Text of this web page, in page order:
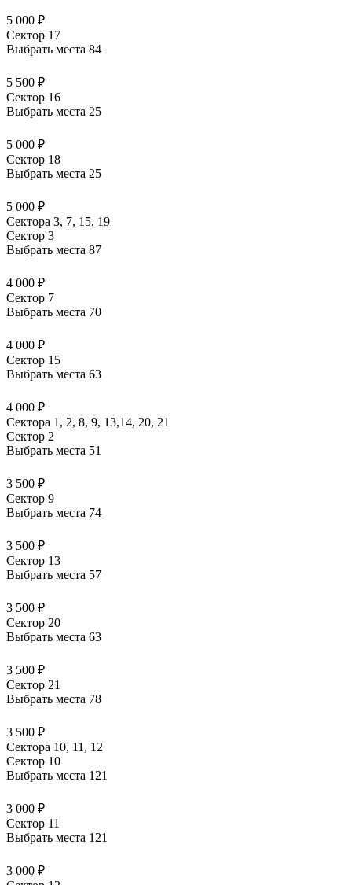
5 000 ₽
Сектор 17
Выбрать места 84
5 500 ₽
Сектор 16
Выбрать места 25
5 000 ₽
Сектор 18
Выбрать места 25
5 000 ₽
Сектора 3, 7, 15, 19
Сектор 3
Выбрать места 87
4 000 ₽
Сектор 7
Выбрать места 70
4 000 ₽
Сектор 15
Выбрать места 63
4 000 ₽
Сектора 1, 2, 8, 9, 13,14, 20, 21
Сектор 2
Выбрать места 51
3 500 ₽
Сектор 9
Выбрать места 74
3 500 ₽
Сектор 13
Выбрать места 57
3 500 ₽
Сектор 20
Выбрать места 63
3 500 ₽
Сектор 21
Выбрать места 78
3 500 ₽
Сектора 10, 11, 12
Сектор 10
Выбрать места 121
3 000 ₽
Сектор 11
Выбрать места 121
3 000 ₽